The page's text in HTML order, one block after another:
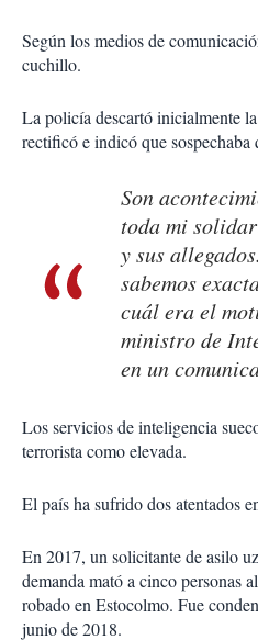
Según los medios de
cuchillo.
La policía descartó inicialmente
rectificó e indicó que
Son
toda mi
y sus
sabemos
cuál era el
ministro de
en un
Los servicios de inteligencia
terrorista como elevada.
El país ha sufrido dos atentados
En 2017, un solicitante de asilo
demanda mató a cinco personas
robado en Estocolmo. Fue
junio de 2018.